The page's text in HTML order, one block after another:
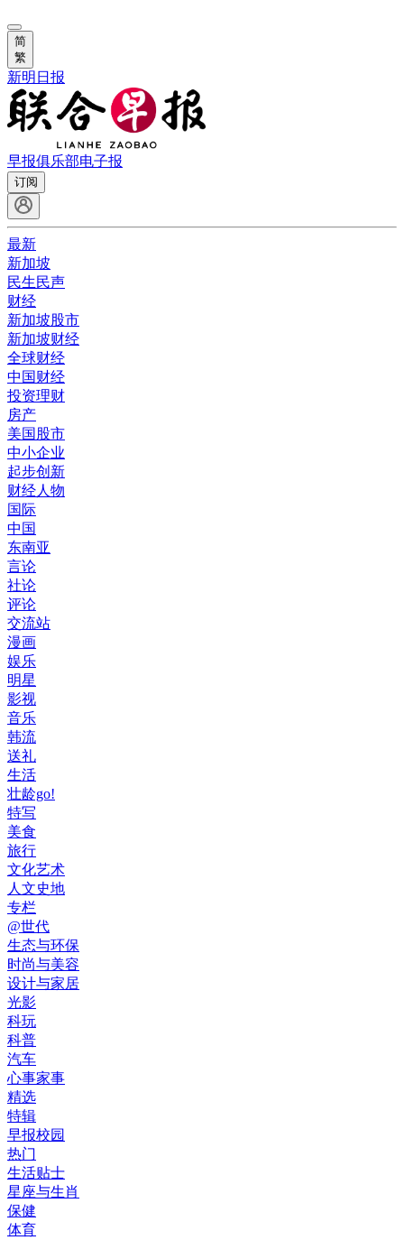
简
繁
新明日报
早报俱乐部电子报
订阅
最新
新加坡
民生民声
财经
新加坡股市
新加坡财经
全球财经
中国财经
投资理财
房产
美国股市
中小企业
起步创新
财经人物
国际
中国
东南亚
言论
社论
评论
交流站
漫画
娱乐
明星
影视
音乐
韩流
送礼
生活
壮龄go!
特写
美食
旅行
文化艺术
人文史地
专栏
@世代
生态与环保
时尚与美容
设计与家居
光影
科玩
科普
汽车
心事家事
精选
特辑
早报校园
热门
生活贴士
星座与生肖
保健
体育